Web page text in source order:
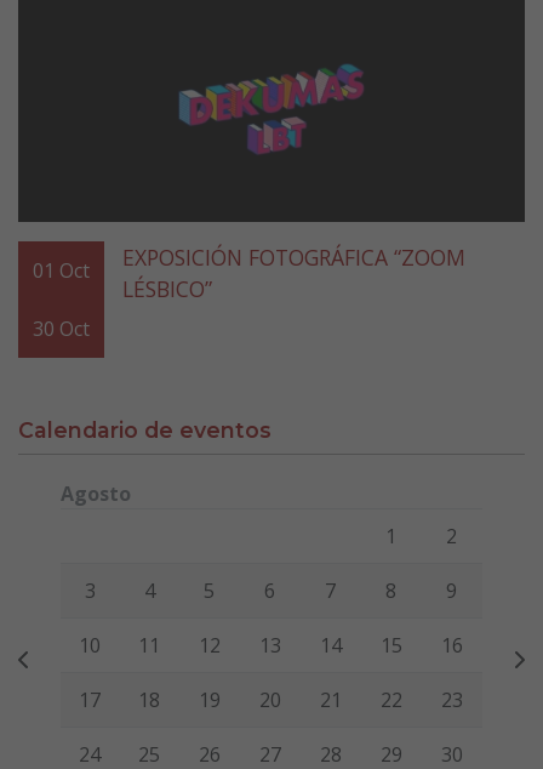
01 Oct
30 Oct
EXPOSICIÓN FOTOGRÁFICA “ZOOM
LÉSBICO”
Calendario de eventos
Agosto
Viernes Sábado
1 2
3 4 5 6 7 8 9
10 11 12 13 14 15 16
17 18 19 20 21 22 23
24 25 26 27 28 29 30